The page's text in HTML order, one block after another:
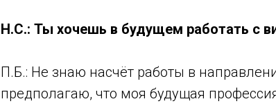
Н.С.: Ты хочешь в будущем работать с
П.Б.: Не знаю насчёт работы в
предполагаю, что моя будущая